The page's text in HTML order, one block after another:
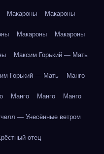
Макароны Макароны
Макароны Макароны
Максим Горький — Мать
Горький — Мать Манго
Манго Манго Манго
— Унесённые ветром
отец